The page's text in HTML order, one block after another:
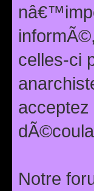
celles-ci
Notre